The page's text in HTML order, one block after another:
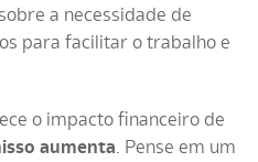
a necessidade de
para facilitar o trabalho e
o impacto financeiro de
aumenta. Pense em um